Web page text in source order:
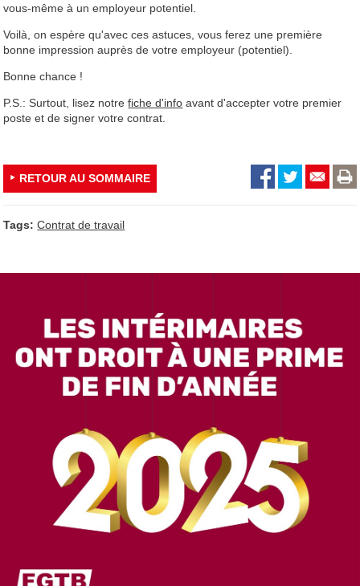
vous-même à un employeur potentiel.
Voilà, on espère qu'avec ces astuces, vous ferez une première
bonne impression auprès de votre employeur (potentiel).
Bonne chance !
P.S.: Surtout, lisez notrefiche d'info avant d'accepter votre premier
poste et de signer votre contrat.
RETOUR AU SOMMAIRE
Tags: Contrat de travail